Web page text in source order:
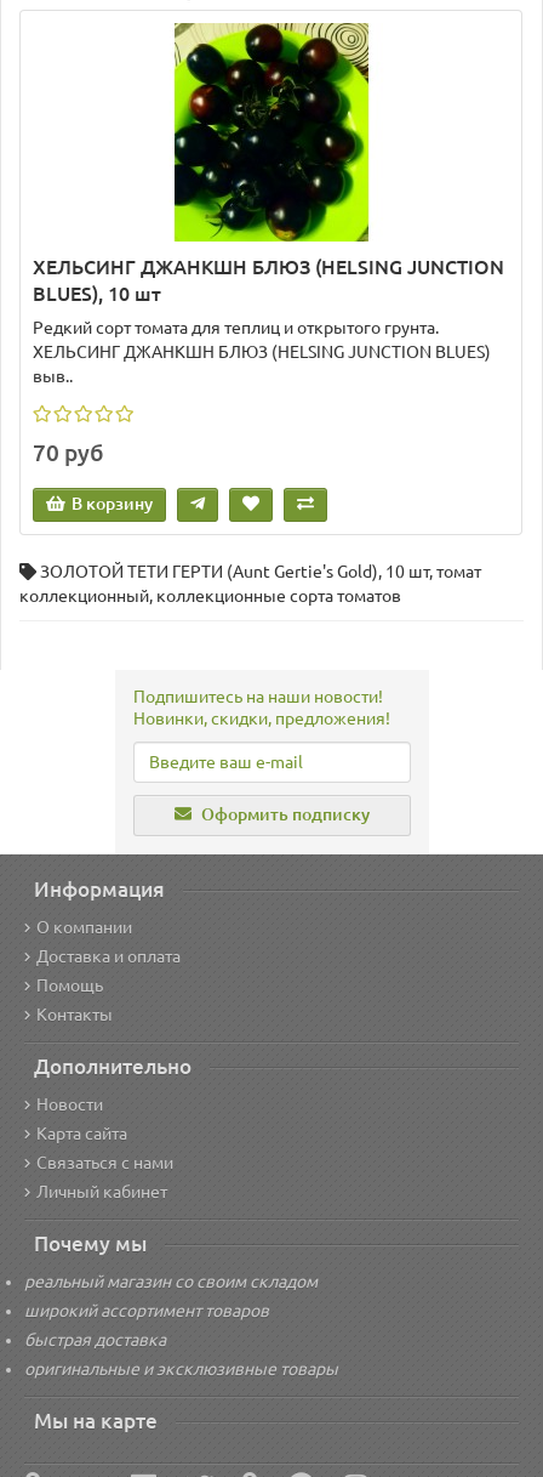
ХЕЛЬСИНГ ДЖАНКШН БЛЮЗ (HELSING JUNCTION
BLUES), 10 шт
Редкий сорт томата для теплиц и открытого грунта.
ХЕЛЬСИНГ ДЖАНКШН БЛЮЗ (HELSING JUNCTION BLUES)
выв..
70 руб
В корзину
ЗОЛОТОЙ ТЕТИ ГЕРТИ (Aunt Gertie's Gold), 10 шт,томат
коллекционный, коллекционные сорта томатов
Подпишитесь на наши новости!
Новинки, скидки, предложения!
Оформить подписку
Информация
О компании
Доставка и оплата
Помощь
Контакты
Дополнительно
Новости
Карта сайта
Связаться с нами
Личный кабинет
Почему мы
реальный магазин со своим складом
широкий ассортимент товаров
быстрая доставка
оригинальные и эксклюзивные товары
Мы на карте